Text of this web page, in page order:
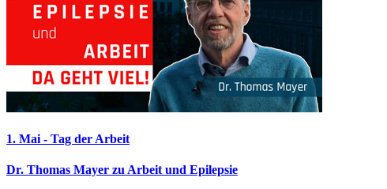
1. Mai - Tag der Arbeit
Dr. Thomas Mayer zu Arbeit und Epilepsie